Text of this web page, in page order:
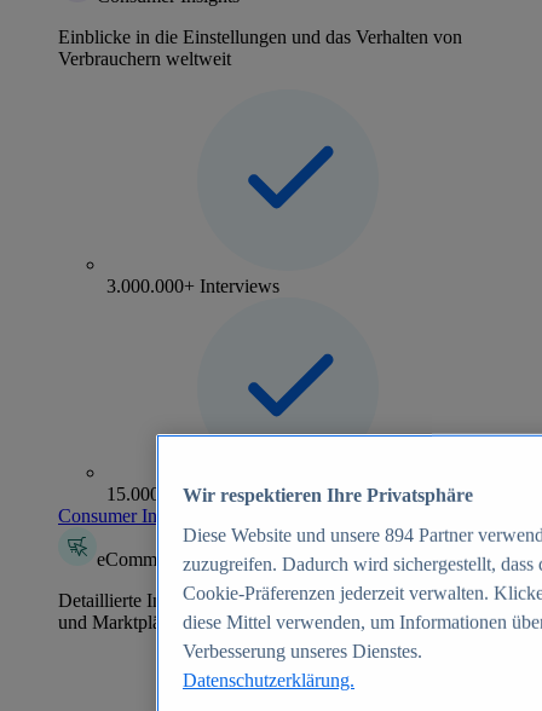
Einblicke in die Einstellungen und das Verhalten von
Verbrauchern weltweit
3.000.000+ Interviews
15.000+ Marken
Consumer Insights entdecken
eCommerce Insights
Detaillierte Informationen zu mehr als 39.000 Online-Shops
und Marktplätzen
Wir respektieren Ihre Privatsphäre
Diese Website und unsere 894 Partner
zuzugreifen. Dadurch wird sichergestellt,
Cookie-Präferenzen jederzeit verwalten.
diese Mittel verwenden, um Informationen
Verbesserung unseres Dienstes.
Datenschutzerklärung.